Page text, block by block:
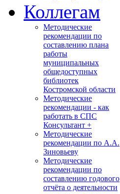
Коллегам
Методические
рекомендации по
составлению плана
работы
муниципальных
общедоступных
библиотек
Костромской области
Методические
рекомендации - как
работать в СПС
Консультант +
Методические
рекомендации по А.А.
Зиновьеву
Методические
рекомендации по
составлению годового
отчёта о деятельности